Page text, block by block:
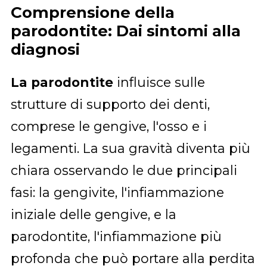
Comprensione della
parodontite: Dai sintomi alla
diagnosi
La parodontiteinfluisce sulle
strutture di supporto dei denti,
comprese le gengive, l'osso e i
legamenti. La sua gravità diventa più
chiara osservando le due principali
fasi: la gengivite, l'infiammazione
iniziale delle gengive, e la
parodontite, l'infiammazione più
profonda che può portare alla perdita